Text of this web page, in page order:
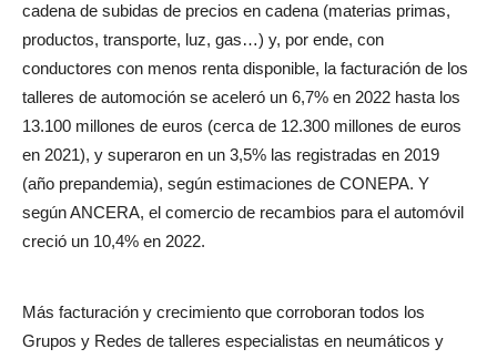
cadena de subidas de precios en cadena (materias primas,
productos, transporte, luz, gas…) y, por ende, con
conductores con menos renta disponible, la facturación de los
talleres de automoción se aceleró un 6,7% en 2022 hasta los
13.100 millones de euros (cerca de 12.300 millones de euros
en 2021), y superaron en un 3,5% las registradas en 2019
(año prepandemia), según estimaciones de CONEPA. Y
según ANCERA, el comercio de recambios para el automóvil
creció un 10,4% en 2022.
Más facturación y crecimiento que corroboran todos los
Grupos y Redes de talleres especialistas en neumáticos y